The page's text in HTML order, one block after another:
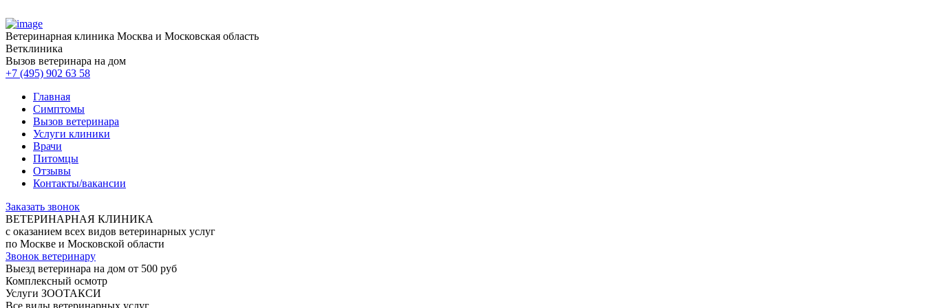
Ветеринарная клиника Москва и Московская область
Ветклиника
Вызов ветеринара на дом
+7 (495) 902 63 58
Главная
Симптомы
Вызов ветеринара
Услуги клиники
Врачи
Питомцы
Отзывы
Контакты/вакансии
Заказать звонок
ВЕТЕРИНАРНАЯ КЛИНИКА
с оказанием всех видов ветеринарных услуг
по Москве и Московской области
Звонок ветеринару
Выезд ветеринара на дом от 500 руб
Комплексный осмотр
Услуги ЗООТАКСИ
Все виды ветеринарных услуг